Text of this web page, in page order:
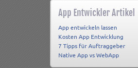
App Entwickler Artikel
App entwickeln lassen
Kosten App Entwicklung
7 Tipps für Auftraggeber
Native App vs WebApp